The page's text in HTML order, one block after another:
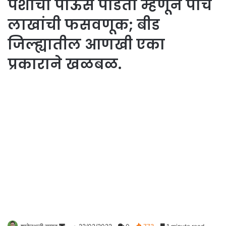
पैशाचा पाऊस पाडतो म्हणून पाच
लाखांची फसवणूक; बीड
जिल्ह्यातील आणखी एका
प्रकाराने खळबळ.